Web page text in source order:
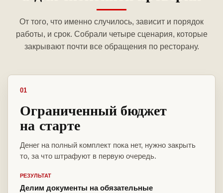
От того, что именно случилось, зависит и порядок
работы, и срок. Собрали четыре сценария, которые
закрывают почти все обращения по ресторану.
01
Ограниченный бюджет
на старте
Денег на полный комплект пока нет, нужно закрыть
то, за что штрафуют в первую очередь.
РЕЗУЛЬТАТ
Делим документы на обязательные